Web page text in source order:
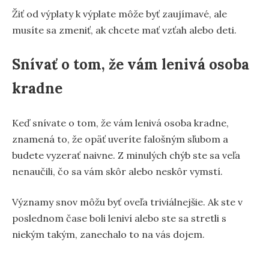
Žiť od výplaty k výplate môže byť zaujímavé, ale
musíte sa zmeniť, ak chcete mať vzťah alebo deti.
Snívať o tom, že vám lenivá osoba
kradne
Keď snívate o tom, že vám lenivá osoba kradne,
znamená to, že opäť uveríte falošným sľubom a
budete vyzerať naivne. Z minulých chýb ste sa veľa
nenaučili, čo sa vám skôr alebo neskôr vymstí.
Významy snov môžu byť oveľa triviálnejšie. Ak ste v
poslednom čase boli leniví alebo ste sa stretli s
niekým takým, zanechalo to na vás dojem.